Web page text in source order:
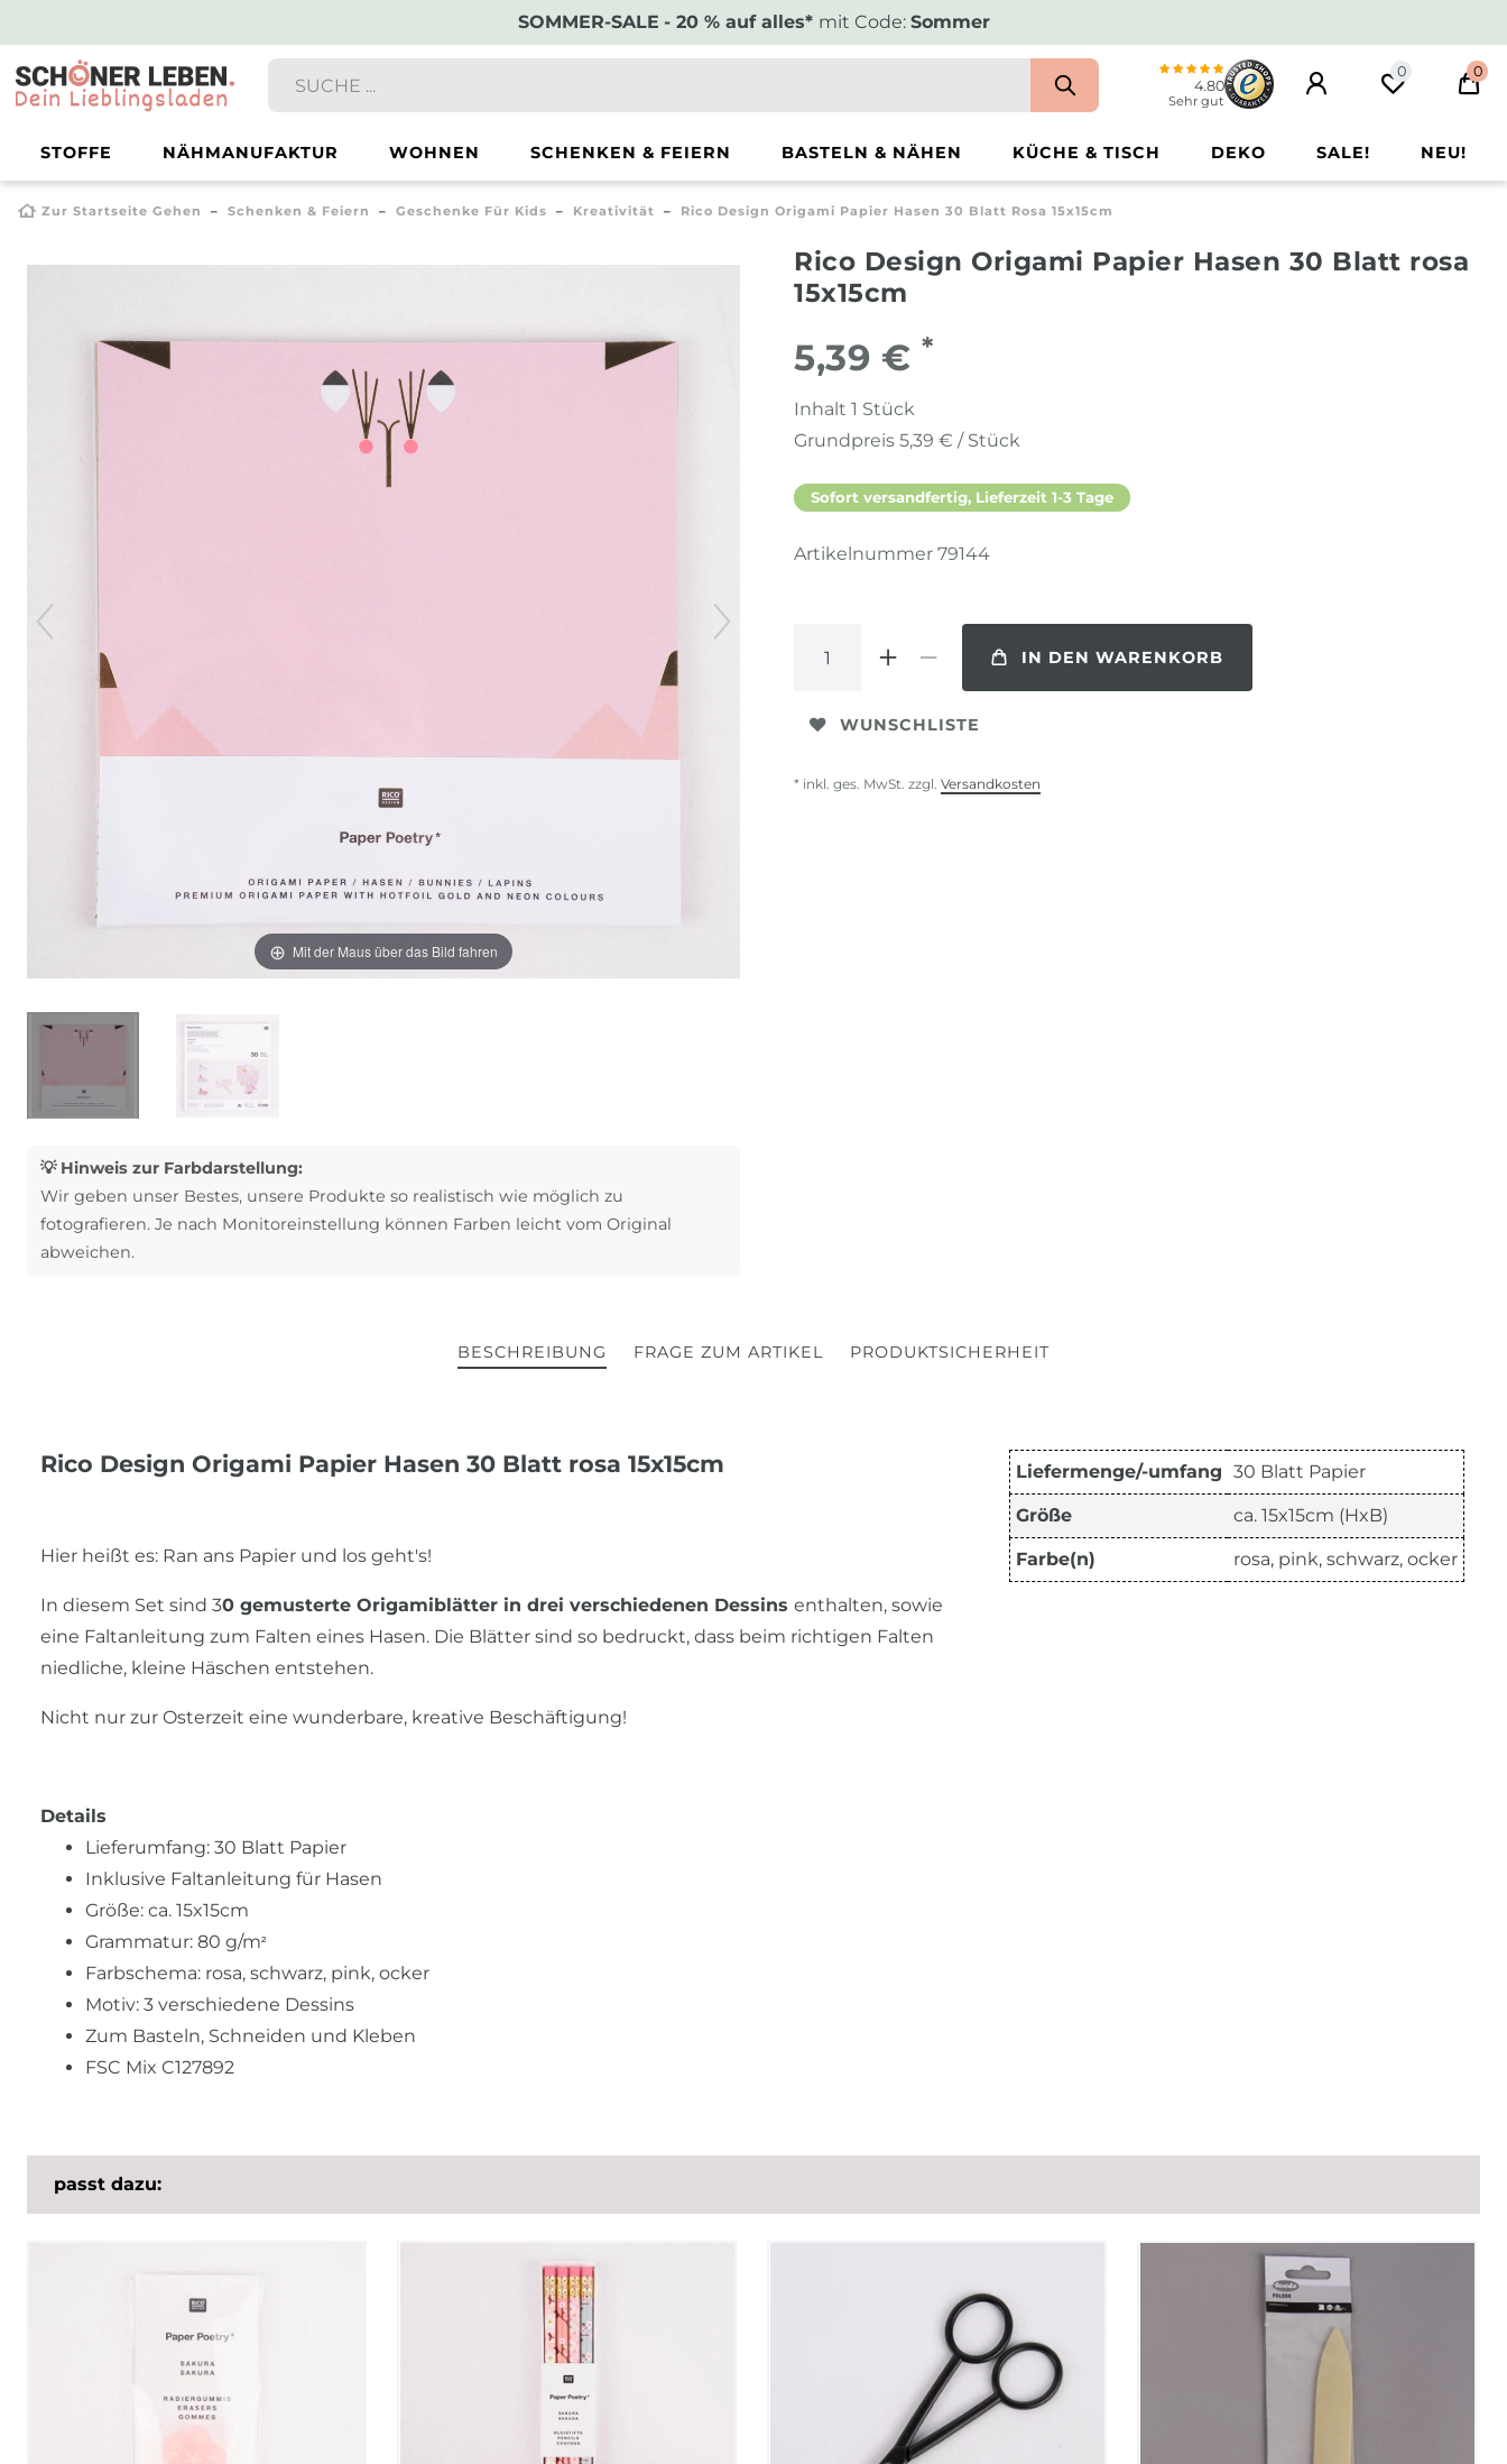
SOMMER-SALE - 20 % auf alles* mit Code: Sommer
4.80
Sehr gut
0 0
STOFFE NÄHMANUFAKTUR WOHNEN SCHENKEN & FEIERN BASTELN & NÄHEN KÜCHE & TISCH DEKO SALE! NEU!
Zur Startseite Gehen Schenken & Feiern Geschenke Für Kids Kreativität Rico Design Origami Papier Hasen 30 Blatt Rosa 15x15cm
Mit der Maus über das Bild fahren
💡 Hinweis zur Farbdarstellung:
Wir geben unser Bestes, unsere Produkte so realistisch wie möglich zu
fotografieren. Je nach Monitoreinstellung können Farben leicht vom Original
abweichen.
Rico Design Origami Papier Hasen 30 Blatt rosa
15x15cm
5,39 € *
Inhalt 1 Stück
Grundpreis 5,39 € / Stück
Sofort versandfertig, Lieferzeit 1-3 Tage
Artikelnummer 79144
IN DEN WARENKORB
WUNSCHLISTE
* inkl. ges. MwSt. zzgl. Versandkosten
BESCHREIBUNG FRAGE ZUM ARTIKEL PRODUKTSICHERHEIT
Rico Design Origami Papier Hasen 30 Blatt rosa 15x15cm
Hier heißt es: Ran ans Papier und los geht's!
In diesem Set sind 30 gemusterte Origamiblätter in drei verschiedenen Dessins enthalten, sowie
eine Faltanleitung zum Falten eines Hasen. Die Blätter sind so bedruckt, dass beim richtigen Falten
niedliche, kleine Häschen entstehen.
Nicht nur zur Osterzeit eine wunderbare, kreative Beschäftigung!
Details
Lieferumfang: 30 Blatt Papier
Inklusive Faltanleitung für Hasen
Größe: ca. 15x15cm
Grammatur: 80 g/m²
Farbschema: rosa, schwarz, pink, ocker
Motiv: 3 verschiedene Dessins
Zum Basteln, Schneiden und Kleben
FSC Mix C127892
Liefermenge/-umfang 30 Blatt Papier
Größe ca. 15x15cm (HxB)
Farbe(n) rosa, pink, schwarz, ocker
passt dazu: